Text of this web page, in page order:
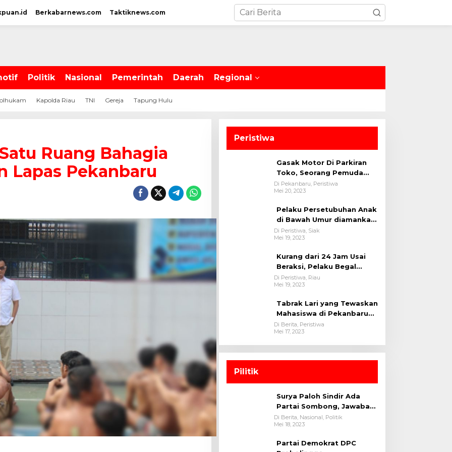
Berkabarnews.com Taktiknews.com
Politik Nasional Pemerintah Daerah Regional
Kapolda Riau TNI Gereja Tapung Hulu
Ruang Bahagia
Lapas Pekanbaru
Peristiwa
Gasak Motor Di Parkiran
Toko, Seorang Pemuda
Diamankan Polsek Bukit
Raya
Di Pekanbaru, Peristiwa
Mei 20, 2023
Pelaku Persetubuhan Anak
di Bawah Umur diamankan
oleh tim Opsnal Polsek
Tualang-Polres Siak-Polda
Di Peristiwa, Siak
Mei 19, 2023
Kurang dari 24 Jam Usai
Beraksi, Pelaku Begal
Berhasil Di Bekuk
Satreskrim Polres
Di Peristiwa, Riau
Mei 19, 2023
Tabrak Lari yang Tewaskan
Mahasiswa di Pekanbaru
Ditangkap Polisi
Di Berita, Peristiwa
Mei 17, 2023
Pilitik
Surya Paloh Sindir Ada
Partai Sombong, Jawaban
Megawati
Di Berita, Nasional, Politik
Mei 18, 2023
Partai Demokrat DPC